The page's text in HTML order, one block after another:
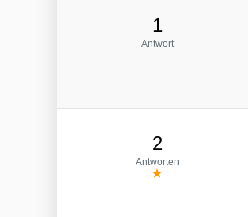
1
Antwort
2
Antworten